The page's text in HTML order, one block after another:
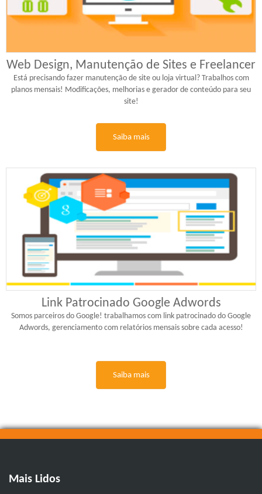
Web Design, Manutenção de Sites e Freelancer
Está precisando fazer manutenção de site ou loja virtual? Trabalhos com
planos mensais! Modificações, melhorias e gerador de conteúdo para seu
site!
Saiba mais
Link Patrocinado Google Adwords
Somos parceiros do Google! trabalhamos com link patrocinado do Google
Adwords, gerenciamento com relatórios mensais sobre cada acesso!
Saiba mais
Mais Lidos